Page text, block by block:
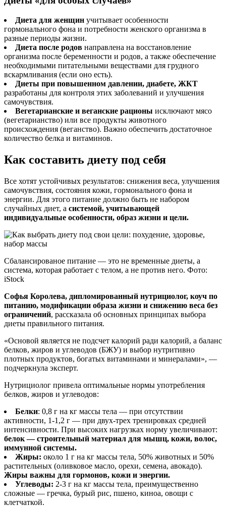
Диета для женщин учитывает особенности
гормонального фона и потребности женского организма в
разные периоды жизни.
Диета после родов направлена на восстановление
организма после беременности и родов, а также обеспечение
необходимыми питательными веществами для грудного
вскармливания (если оно есть).
Диеты при повышенном давлении, диабете, ЖКТ
разработаны для контроля этих заболеваний и улучшения
самочувствия.
Вегетарианские и веганские рационы исключают мясо
(вегетарианство) или все продукты животного
происхождения (веганство). Важно обеспечить достаточное
количество белка и витаминов.
Как составить диету под себя
Все хотят устойчивых результатов: снижения веса, улучшения
самочувствия, состояния кожи, гормонального фона и
энергии. Для этого питание должно быть не набором
случайных диет, а системой, учитывающей
индивидуальные особенности, образ жизни и цели.
Сбалансированое питание — это не временные диеты, а
система, которая работает с телом, а не против него. Фото:
iStock
Софья Королева, дипломированный нутрициолог, коуч по
питанию, модификации образа жизни и снижению веса без
ограничений, рассказала об основных принципах выбора
диеты правильного питания.
«Основой является не подсчет калорий ради калорий, а баланс
белков, жиров и углеводов (БЖУ) и выбор нутритивно
плотных продуктов, богатых витаминами и минералами», —
подчеркнула эксперт.
Нутрициолог привела оптимальные нормы употребления
белков, жиров и углеводов:
Белки: 0,8 г на кг массы тела — при отсутствии
активности, 1-1,2 г — при двух-трех тренировках средней
интенсивности. При высоких нагрузках норму увеличивают:
белок — строительный материал для мышц, кожи, волос,
иммунной системы.
Жиры: около 1 г на кг массы тела, 50% животных и 50%
растительных (оливковое масло, орехи, семена, авокадо).
Жиры важны для гормонов, кожи и энергии.
Углеводы: 2-3 г на кг массы тела, преимущественно
сложные — гречка, бурый рис, пшено, киноа, овощи с
клетчаткой.